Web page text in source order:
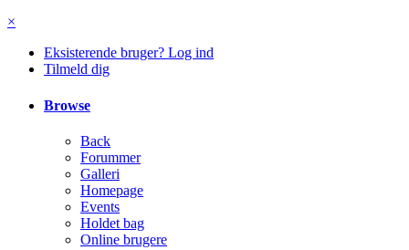
×
Eksisterende bruger? Log ind
Tilmeld dig
Browse
Back
Forummer
Galleri
Homepage
Events
Holdet bag
Online brugere